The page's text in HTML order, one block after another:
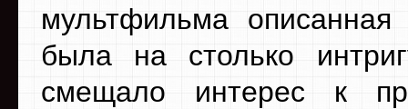
мультфильма
была на столько
смещало интерес к